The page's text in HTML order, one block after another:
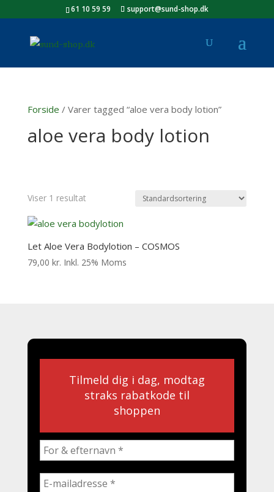
61 10 59 59 support@sund-shop.dk
Forside / Varer tagged “aloe vera body lotion”
aloe vera body lotion
Viser 1 resultat
Let Aloe Vera Bodylotion – COSMOS
79,00 kr. Inkl. 25% Moms
Tilmeld dig i dag, modtag
straks rabatkode til
shoppen